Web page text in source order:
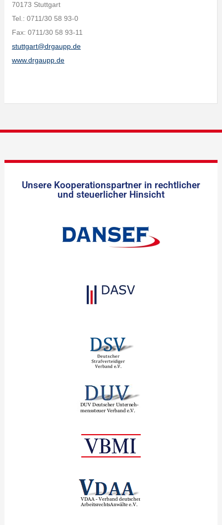
70173 Stuttgart
Tel.: 0711/30 58 93-0
Fax: 0711/30 58 93-11
stuttgart@drgaupp.de
www.drgaupp.de
Unsere Kooperationspartner in rechtlicher
und steuerlicher Hinsicht